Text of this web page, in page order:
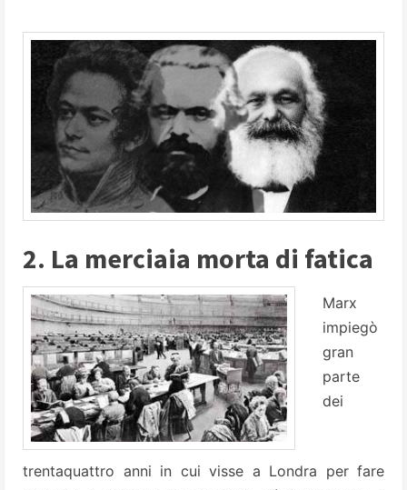
2. La merciaia morta di fatica
Marx
impiegò
gran
parte
dei
trentaquattro anni in cui visse a Londra per fare